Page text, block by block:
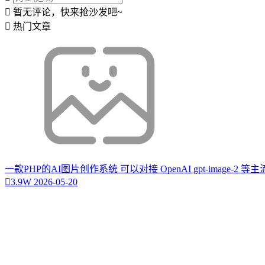
暂无评论，快来抢沙发吧~
热门文章
一款PHP的AI图片创作系统 可以对接 OpenAI gpt-image-2 等主
3.9W 2026-05-20